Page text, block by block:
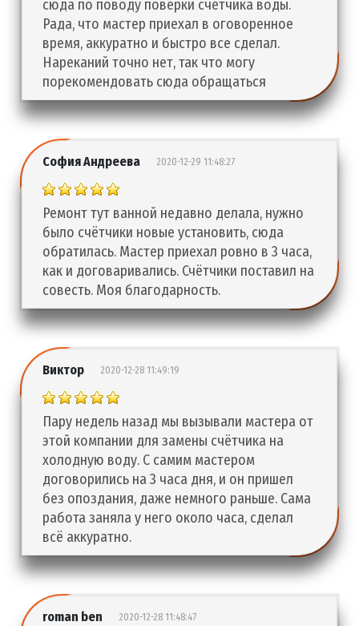
сюда по поводу поверки счетчика воды.
Рада, что мастер приехал в оговоренное
время, аккуратно и быстро все сделал.
Нареканий точно нет, так что могу
порекомендовать сюда обращаться
София Андреева 2020-12-29 11:48:27
Ремонт тут ванной недавно делала, нужно
было счётчики новые установить, сюда
обратилась. Мастер приехал ровно в 3 часа,
как и договаривались. Счётчики поставил на
совесть. Моя благодарность.
Виктор 2020-12-28 11:49:19
Пару недель назад мы вызывали мастера от
этой компании для замены счётчика на
холодную воду. С самим мастером
договорились на 3 часа дня, и он пришел
без опоздания, даже немного раньше. Сама
работа заняла у него около часа, сделал
всё аккуратно.
roman ben 2020-12-28 11:48:47